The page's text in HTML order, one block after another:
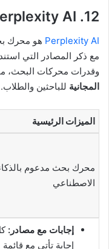
12. Perplexity AI
Perplexity AI هو محرك
مع ذكر المصادر التي استند
وقدرات محركات البحث،
المجانية للباحثين والطلاب.
الميزات الرئيسية
محرك بحث مدعوم
الاصطناعي
إجابات مع مصادر:
إجابة تأتي مع قائمة